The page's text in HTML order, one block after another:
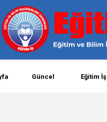
Güncel Eğitim İş